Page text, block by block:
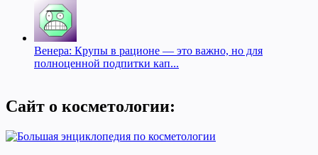
Венера: Крупы в рационе — это важно, но для
полноценной подпитки кап...
Сайт о косметологии: